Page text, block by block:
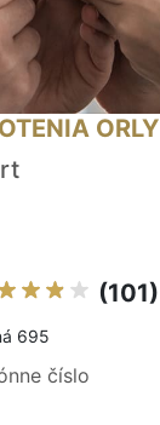
ORLY
(101)
695
číslo